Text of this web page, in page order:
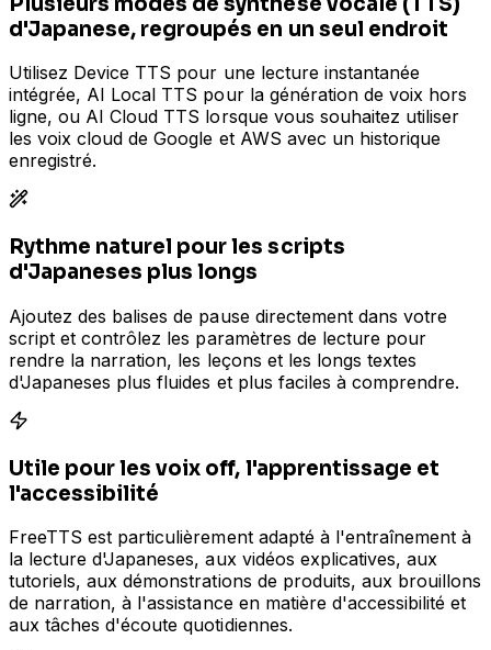
d'Japanese, regroupés en un seul endroit
Utilisez Device TTS pour une lecture instantanée
intégrée, AI Local TTS pour la génération de voix hors
ligne, ou AI Cloud TTS lorsque vous souhaitez utiliser
les voix cloud de Google et AWS avec un historique
enregistré.
Rythme naturel pour les scripts
d'Japaneses plus longs
Ajoutez des balises de pause directement dans votre
script et contrôlez les paramètres de lecture pour
rendre la narration, les leçons et les longs textes
d'Japaneses plus fluides et plus faciles à comprendre.
Utile pour les voix off, l'apprentissage et
l'accessibilité
FreeTTS est particulièrement adapté à l'entraînement à
la lecture d'Japaneses, aux vidéos explicatives, aux
tutoriels, aux démonstrations de produits, aux brouillons
de narration, à l'assistance en matière d'accessibilité et
aux tâches d'écoute quotidiennes.